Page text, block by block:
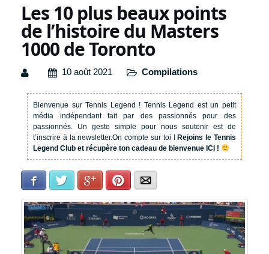
Les 10 plus beaux points
de l’histoire du Masters
1000 de Toronto
10 août 2021 Compilations
Bienvenue sur Tennis Legend ! Tennis Legend est un petit
média indépendant fait par des passionnés pour des
passionnés. Un geste simple pour nous soutenir est de
t’inscrire à la newsletter.On compte sur toi !Rejoins le Tennis
Legend Club et récupère ton cadeau de bienvenue ICI !
Facebook Twitter Google+Pinterest